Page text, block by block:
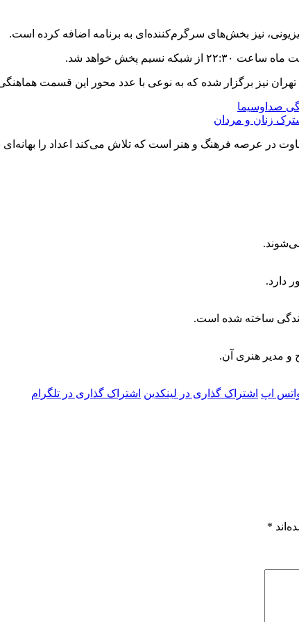
نیز بخش‌های سرگرم‌کننده‌ای به برنامه اضافه کرده است.
نیز برگزار شده که به نوعی با عدد محور این قسمت
صداوسیما
زنان و مردان
دارد.
ساخته شده است.
و مدیر هنری آن.
اپ اشتراک گذاری در لینکدین اشتراک گذاری در تلگرام
*